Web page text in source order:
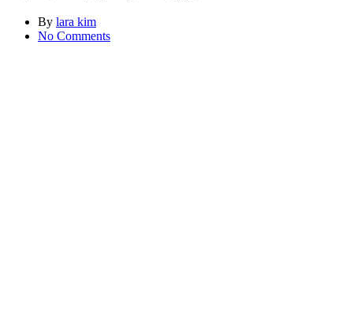
By lara kim
No Comments